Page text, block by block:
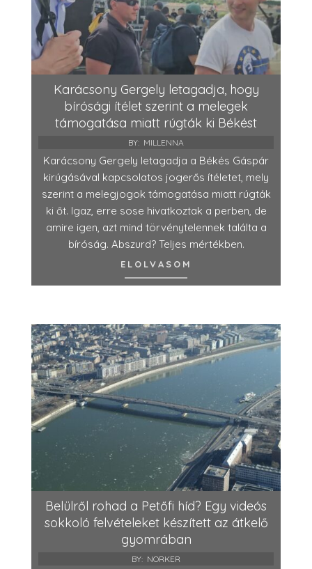
Karácsony Gergely letagadja, hogy
bírósági ítélet szerint a melegek
támogatása miatt rúgták ki Békést
BY: MILLENNA
Karácsony Gergely letagadja a Békés Gáspár
kirúgásával kapcsolatos jogerős ítéletet, mely
szerint a melegjogok támogatása miatt rúgták
ki őt. Igaz, erre sose hivatkoztak a perben, de
amire igen, azt mind törvénytelennek találta a
bíróság. Abszurd? Teljes mértékben.
ELOLVASOM
Belülről rohad a Petőfi híd? Egy videós
sokkoló felvételeket készített az átkelő
gyomrában
BY: NORKER